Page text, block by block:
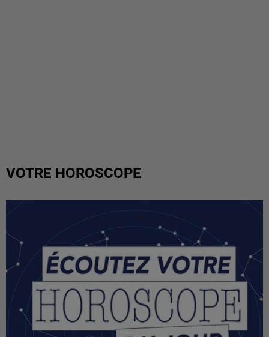
VOTRE HOROSCOPE